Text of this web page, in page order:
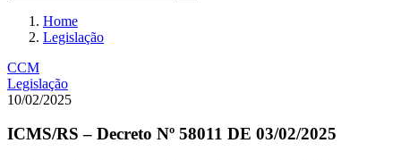
Home
Legislação
CCM
Legislação
10/02/2025
ICMS/RS – Decreto Nº 58011 DE 03/02/2025